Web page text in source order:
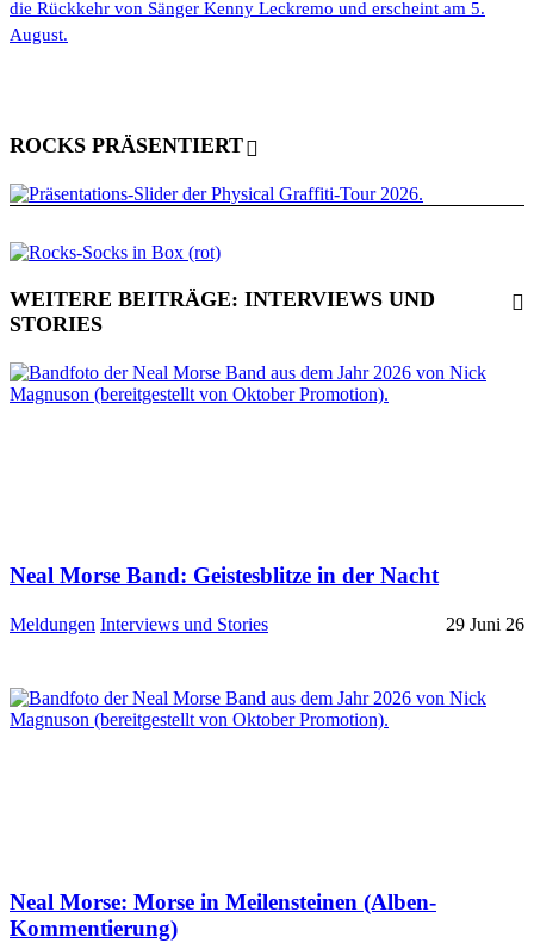
die Rückkehr von Sänger Kenny Leckremo und erscheint am 5.
August.
ROCKS PRÄSENTIERT
WEITERE BEITRÄGE: INTERVIEWS UND
STORIES
Neal Morse Band: Geistesblitze in der Nacht
Meldungen Interviews und Stories 29 Juni 26
Neal Morse: Morse in Meilensteinen (Alben-
Kommentierung)